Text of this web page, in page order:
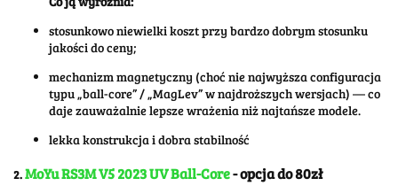
stosunkowo niewielki koszt przy bardzo dobrym stosunku
jakości do ceny;
mechanizm magnetyczny (choć nie najwyższa configuracja
typu „ball-core” / „MagLev” w najdroższych wersjach) — co
daje zauważalnie lepsze wrażenia niż najtańsze modele.
lekka konstrukcja i dobra stabilność
2.MoYu RS3M V5 2023 UV Ball-Core-opcja do 80zł